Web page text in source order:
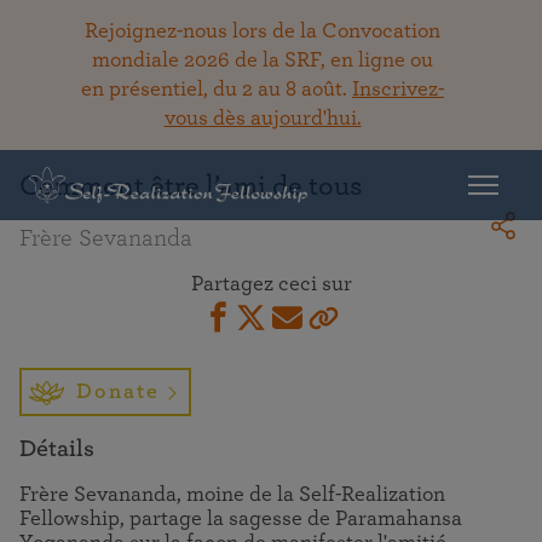
Rejoignez-nous lors de la Convocation
mondiale 2026 de la SRF, en ligne ou
en présentiel, du 2 au 8 août. Inscrivez-
vous dès aujourd'hui.
Retour à la bibliothèque
Comment être l’ami de tous
Frère Sevananda
Partagez ceci sur
Donate
Détails
Frère Sevananda, moine de la Self-Realization
Fellowship, partage la sagesse de Paramahansa